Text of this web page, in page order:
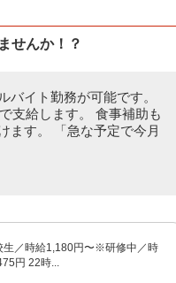
せんか！？
バイト勤務が可能です。
支給します。 食事補助も
ます。 「急な予定で今月
生／時給1,180円〜※研修中／時
円 22時...